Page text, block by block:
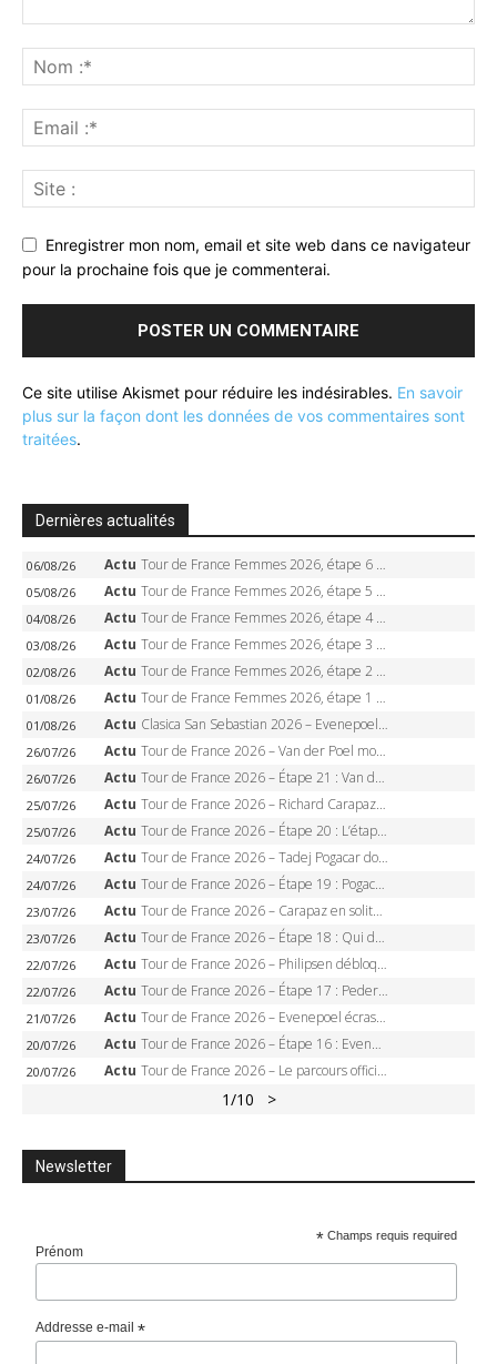
Enregistrer mon nom, email et site web dans ce navigateur
pour la prochaine fois que je commenterai.
Ce site utilise Akismet pour réduire les indésirables. En savoir
plus sur la façon dont les données de vos commentaires sont
traitées.
Dernières actualités
06/08/26 Actu Tour de France Femmes 2026, étape 6 – Kim Le Court-Pienaar gagne à Tournon, Reusser en jaune
05/08/26 Actu Tour de France Femmes 2026, étape 5 – Demi Vollering gagne à Belleville, Reusser en jaune, Ferrand-Prévot coule
04/08/26 Actu Tour de France Femmes 2026, étape 4 – Marlen Reusser écrase le chrono, Ferrand-Prévot en crise
03/08/26 Actu Tour de France Femmes 2026, étape 3 – Sigrid Haugset en solitaire, 88 km d’échappée, maillot jaune
02/08/26 Actu Tour de France Femmes 2026, étape 2 – Lorena Wiebes doublé à Genève, Markus héroïque, 7e record
01/08/26 Actu Tour de France Femmes 2026, étape 1 – Lorena Wiebes intouchable à Lausanne, premier maillot jaune
01/08/26 Actu Clasica San Sebastian 2026 – Evenepoel recordman, 4e victoire, Carapaz battu au sprint
26/07/26 Actu Tour de France 2026 – Van der Poel monumental à Paris, Pogacar égale le record des cinq sacres
26/07/26 Actu Tour de France 2026 – Étape 21 : Van der Poel, Pogacar, qui succédera à Wout van Aert sur les Champs-Elysées ?
25/07/26 Actu Tour de France 2026 – Richard Carapaz roi des Alpes, doublé et maillot à pois, Seixas perd le podium
25/07/26 Actu Tour de France 2026 – Étape 20 : L’étape reine, Galibier, Sarenne, Alpe d’Huez, qui succédera à Pogacar ?
24/07/26 Actu Tour de France 2026 – Tadej Pogacar dompte l’Alpe d’Huez, 5e victoire, record de Pantani pulvérisé
24/07/26 Actu Tour de France 2026 – Étape 19 : Pogacar peut-il enfin dompter l’Alpe d’Huez ?
23/07/26 Actu Tour de France 2026 – Carapaz en solitaire à Orcières-Merlette, Paret-Peintre à un point du maillot à pois
23/07/26 Actu Tour de France 2026 – Étape 18 : Qui domptera Orcières-Merlette, première marche vers l’Alpe d’Huez ?
22/07/26 Actu Tour de France 2026 – Philipsen débloque son compteur à Voiron, Pedersen en danger pour le maillot vert
22/07/26 Actu Tour de France 2026 – Étape 17 : Pedersen peut-il verrouiller le maillot vert à Voiron ?
21/07/26 Actu Tour de France 2026 – Evenepoel écrase le chrono d’Évian, Seixas 4e, Lipowitz abandonne
20/07/26 Actu Tour de France 2026 – Étape 16 : Evenepoel, Pogacar, Ganna… qui domptera le chrono d’Évian pour redessiner le podium ?
20/07/26 Actu Tour de France 2026 – Le parcours officiel complet : 21 étapes, profils, carte et dates
1/10 >
Newsletter
* Champs requis required
Prénom
Addresse e-mail*